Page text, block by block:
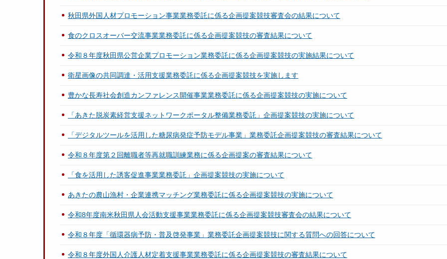
秋田県外国人材プロモーション事業業務委託に係る企画提案競技審査会の結果について
食のクロスオーバー交流事業業務委託に係る企画提案競技の審査結果について
令和８年度秋田県公営企業プロモーション業務委託に係る企画提案競技の実施結果について
衛星画像の共同調達・活用支援業務委託に係る企画提案競技を実施します
豊かな長寿社会創造カンファレンス開催事業業務委託に係る企画提案競技の実施について
「あきた脱炭素経営支援ネットワークポータル整備業務委託」企画提案競技の実施について
「デジタルツールを活用した糖尿病発症予防モデル事業」業務委託企画提案競技の審査結果について
令和８年度第２回離職者等再就職訓練業務に係る企画提案の審査結果について
「食を活用した誘客促進事業業務委託」企画提案競技の実施について
あきたの農山漁村・企業連携マッチング業務委託に係る企画提案競技の実施について
令和8年度南米秋田県人会活動支援事業業務委託に係る企画提案競技審査会の結果について
令和８年度「循環器病予防・普及啓発事業」業務委託企画提案競技に関する質問への回答について
令和８年度外国人介護人材定着支援事業業務委託に係る企画提案競技の審査結果について